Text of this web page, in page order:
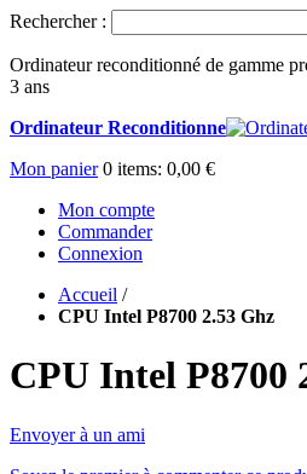
Rechercher :
Ordinateur reconditionné de gamme
3 ans
Ordinateur Reconditionne
Mon panier 0 items: 0,00 €
Mon compte
Commander
Connexion
Accueil /
CPU Intel P8700 2.53 Ghz
CPU Intel P8700
Envoyer à un ami